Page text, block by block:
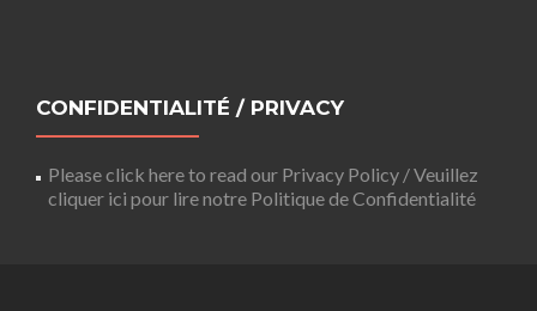
CONFIDENTIALITÉ / PRIVACY
Please click here to read our Privacy Policy / Veuillez
cliquer ici pour lire notre Politique de Confidentialité